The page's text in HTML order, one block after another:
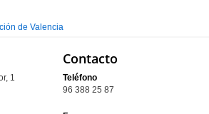
de Valencia
1
Contacto
Teléfono
96 388 25 87